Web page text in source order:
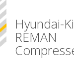
Hyundai-
REMAN